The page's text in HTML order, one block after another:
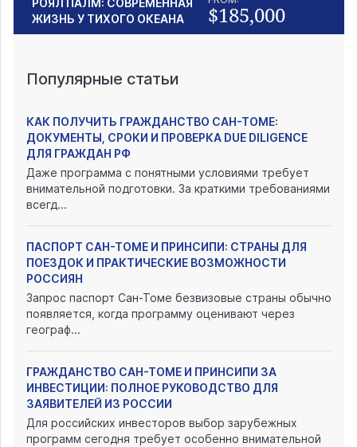
ЖИЗНЬ У ТИХОГО ОКЕАНА
$185,000
Популярные статьи
КАК ПОЛУЧИТЬ ГРАЖДАНСТВО САН-ТОМЕ:
ДОКУМЕНТЫ, СРОКИ И ПРОВЕРКА DUE DILIGENCE
ДЛЯ ГРАЖДАН РФ
Даже программа с понятными условиями требует
внимательной подготовки. За краткими требованиями
всегд...
ПАСПОРТ САН-ТОМЕ И ПРИНСИПИ: СТРАНЫ ДЛЯ
ПОЕЗДОК И ПРАКТИЧЕСКИЕ ВОЗМОЖНОСТИ
РОССИЯН
Запрос паспорт Сан-Томе безвизовые страны обычно
появляется, когда программу оценивают через
географ...
ГРАЖДАНСТВО САН-ТОМЕ И ПРИНСИПИ ЗА
ИНВЕСТИЦИИ: ПОЛНОЕ РУКОВОДСТВО ДЛЯ
ЗАЯВИТЕЛЕЙ ИЗ РОССИИ
Для российских инвесторов выбор зарубежных
программ сегодня требует особенно внимательной